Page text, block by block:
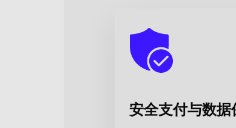
安全支付与数据